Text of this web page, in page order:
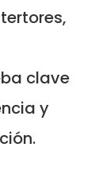
clave
y